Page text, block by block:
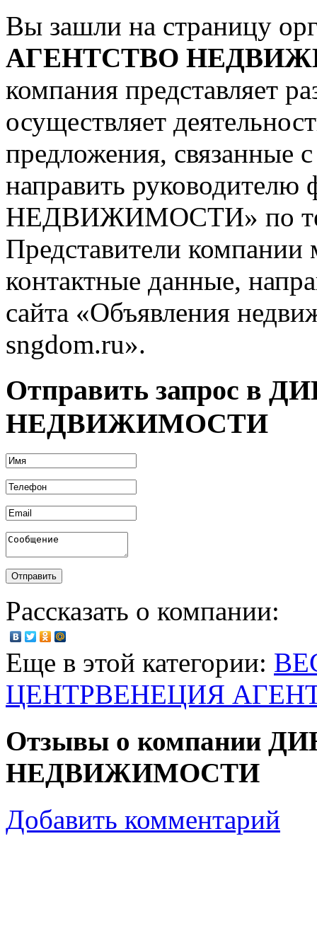
Вы зашли на страницу
АГЕНТСТВО
компания представляет
осуществляет
предложения, связанные
направить
НЕДВИЖИМОСТИ» по
Представители
контактные данные,
сайта «Объявления
sngdom.ru».
Отправить запрос в
НЕДВИЖИМОСТИ
Рассказать о компании:
Еще в этой категории:
ЦЕНТРВЕНЕЦИЯ
Отзывы о компании
НЕДВИЖИМОСТИ
Добавить комментарий